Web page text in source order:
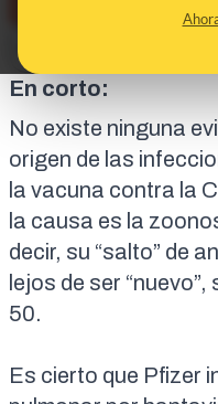
En corto:
No existe ninguna
origen de las
la vacuna contra la
la causa es la
decir, su “salto” de
lejos de ser
50.
Es cierto que Pfizer